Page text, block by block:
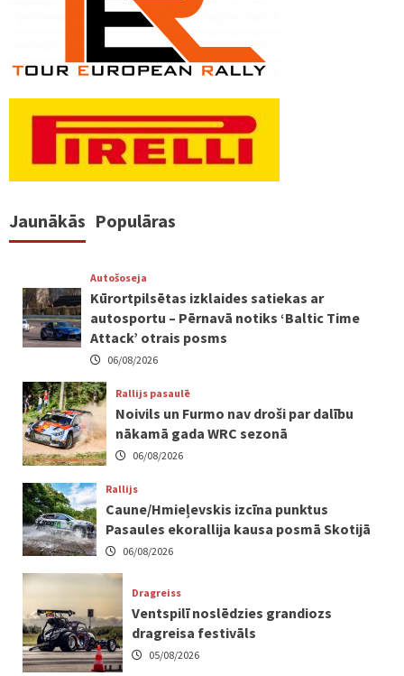
Jaunākās Populāras
Autošoseja
Kūrortpilsētas izklaides satiekas ar
autosportu – Pērnavā notiks ‘Baltic Time
Attack’ otrais posms
06/08/2026
Rallijs pasaulē
Noivils un Furmo nav droši par dalību
nākamā gada WRC sezonā
06/08/2026
Rallijs
Caune/Hmieļevskis izcīna punktus
Pasaules ekorallija kausa posmā Skotijā
06/08/2026
Dragreiss
Ventspilī noslēdzies grandiozs
dragreisa festivāls
05/08/2026